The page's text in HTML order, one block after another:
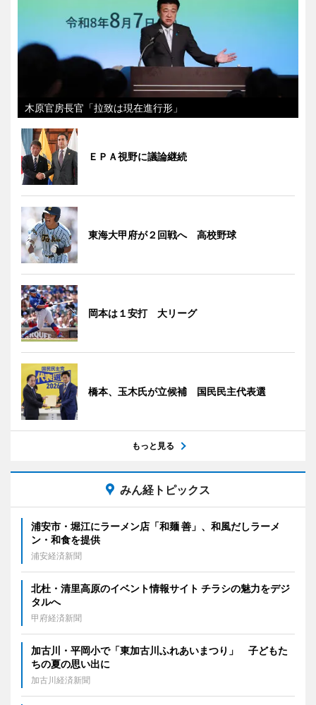
木原官房長官「拉致は現在進行形」
ＥＰＡ視野に議論継続
東海大甲府が２回戦へ 高校野球
岡本は１安打 大リーグ
橋本、玉木氏が立候補 国民民主代表選
もっと見る
みん経トピックス
浦安市・堀江にラーメン店「和麺 善」、和風だしラーメ
ン・和食を提供
浦安経済新聞
北杜・清里高原のイベント情報サイト チラシの魅力をデジ
タルへ
甲府経済新聞
加古川・平岡小で「東加古川ふれあいまつり」 子どもた
ちの夏の思い出に
加古川経済新聞